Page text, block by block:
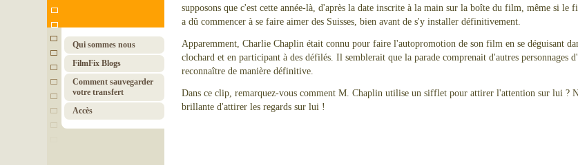
Qui sommes nous
FilmFix Blogs
Comment sauvegarder
votre transfert
Accès
supposons que c'est cette année-là, d'après la date inscrite à la main sur la boîte du film, même si
a dû commencer à se faire aimer des Suisses, bien avant de s'y installer définitivement.
Apparemment, Charlie Chaplin était connu pour faire l'autopromotion de son film en se déguisant
clochard et en participant à des défilés. Il semblerait que la parade comprenait d'autres personnages
reconnaître de manière définitive.
Dans ce clip, remarquez-vous comment M. Chaplin utilise un sifflet pour attirer l'attention sur lui ?
brillante d'attirer les regards sur lui !